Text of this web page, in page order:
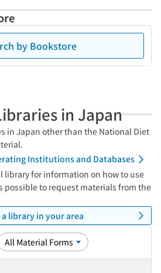
by Bookstore
in Japan
in Japan other than the National Diet
Institutions and Databases
library for information on how to use
possible to request materials from the
library in your area